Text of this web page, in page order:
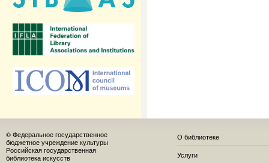
© Федеральное государственное
бюджетное учреждение культуры
Российская государственная
библиотека искусств
О библиотеке
Услуги